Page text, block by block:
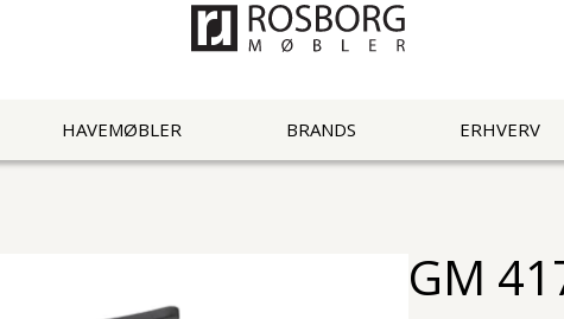
HAVEMØBLER BRANDS ERHVERV
GM